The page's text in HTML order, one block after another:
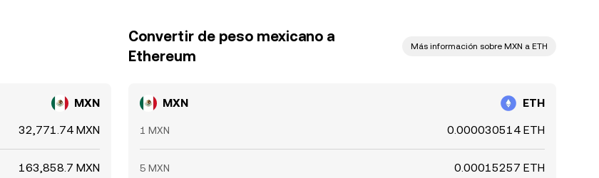
MXN
32,771.74 MXN
163,858.7 MXN
Convertir de peso mexicano a
Ethereum
Más información sobre MXN a ETH
MXN ETH
1 MXN 0.000030514 ETH
5 MXN 0.00015257 ETH